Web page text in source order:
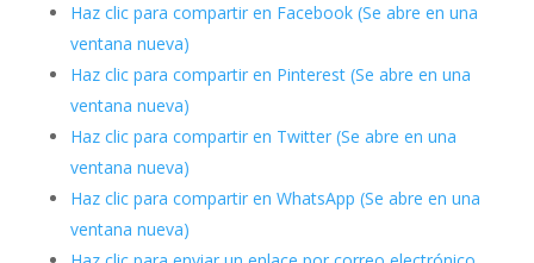
Haz clic para compartir en Facebook (Se abre en una
ventana nueva)
Haz clic para compartir en Pinterest (Se abre en una
ventana nueva)
Haz clic para compartir en Twitter (Se abre en una
ventana nueva)
Haz clic para compartir en WhatsApp (Se abre en una
ventana nueva)